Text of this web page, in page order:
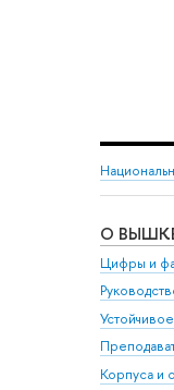
О
Цифры и
Корпуса и